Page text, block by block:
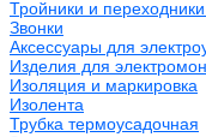
Тройники и
Звонки
Аксессуары для
Изделия для
Изоляция и маркировка
Изолента
Трубка термоусадочная